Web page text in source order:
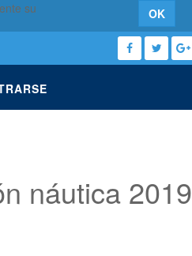
su
OK
náutica 2019